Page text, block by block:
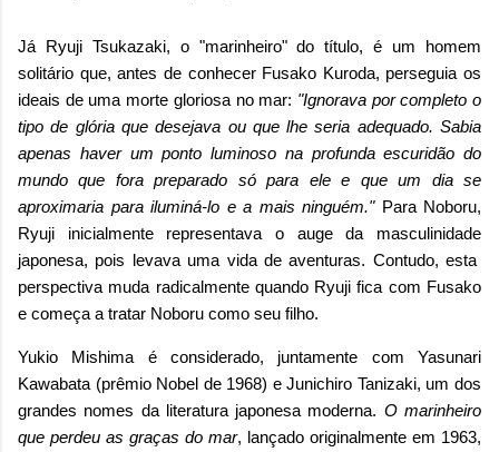
Já Ryuji Tsukazaki, o "marinheiro" do título, é um homem
solitário que, antes de conhecer Fusako Kuroda, perseguia os
ideais de uma morte gloriosa no mar: "Ignorava por completo o
tipo de glória que desejava ou que lhe seria adequado. Sabia
apenas haver um ponto luminoso na profunda escuridão do
mundo que fora preparado só para ele e que um dia se
aproximaria para iluminá-lo e a mais ninguém."Para Noboru,
Ryuji inicialmente representava o auge da masculinidade
japonesa, pois levava uma vida de aventuras. Contudo, esta
perspectiva muda radicalmente quando Ryuji fica com Fusako
e começa a tratar Noboru como seu filho.
Yukio Mishima é considerado, juntamente com Yasunari
Kawabata (prêmio Nobel de 1968) e Junichiro Tanizaki, um dos
grandes nomes da literatura japonesa moderna. O marinheiro
que perdeu as graças do mar, lançado originalmente em 1963,